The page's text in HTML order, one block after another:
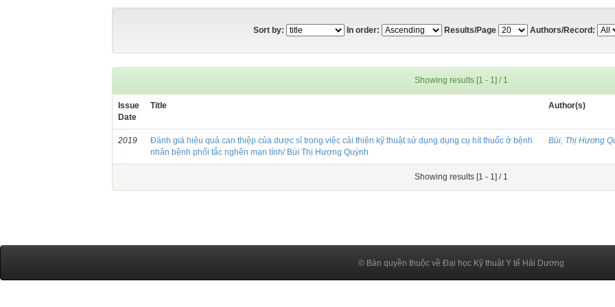
Sort by: In order: Results/Page Authors/Record:
Showing results [1 - 1] / 1
Issue
Date
Title Author(s)
2019
Đánh giá hiệu quả can thiệp của dược sĩ trong việc cải thiện kỹ thuật sử dụng dụng cụ hít thuốc ở bệnh
nhân bệnh phổi tắc nghẽn mạn tính/ Bùi Thị Hương Quỳnh
Bùi, Thị Hương
Showing results [1 - 1] / 1
© Bản quyền thuộc về Đại học Kỹ thuật Y tế Hải Dương